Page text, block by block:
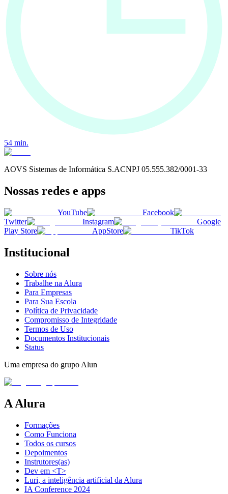
54 min.
AOVS Sistemas de Informática S.ACNPJ 05.555.382/0001-33
Nossas redes e apps
YouTube
Facebook
Twitter
Instagram
Google
Play Store
AppStore TikTok
Institucional
Sobre nós
Trabalhe na Alura
Para Empresas
Para Sua Escola
Política de Privacidade
Compromisso de Integridade
Termos de Uso
Documentos Institucionais
Status
Uma empresa do grupo Alun
A Alura
Formações
Como Funciona
Todos os cursos
Depoimentos
Instrutores(as)
Dev em <T>
Luri, a inteligência artificial da Alura
IA Conference 2024